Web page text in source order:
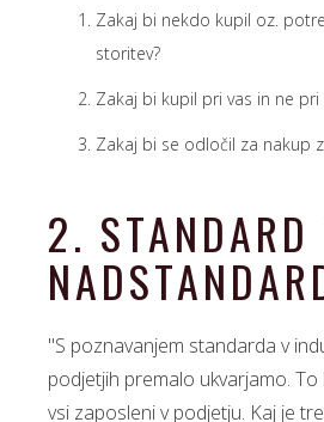
Zakaj bi nekdo kupil oz.
storitev?
Zakaj bi kupil pri vas in ne pri
Zakaj bi se odločil za nakup
2. STANDARD
"S poznavanjem standarda v
podjetjih premalo ukvarjamo.
vsi zaposleni v podjetju. Kaj je